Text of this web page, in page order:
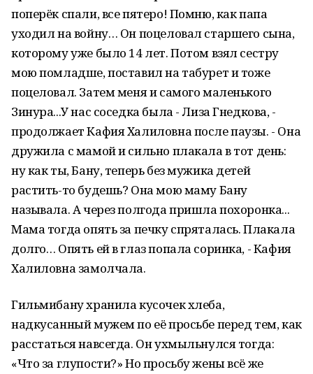
поперёк спали, все пятеро! Помню, как папа
уходил на войну… Он поцеловал старшего сына,
которому уже было 14 лет. Потом взял сестру
мою помладше, поставил на табурет и тоже
поцеловал. Затем меня и самого маленького
Зинура...У нас соседка была - Лиза Гнедкова, -
продолжает Кафия Халиловна после паузы. - Она
дружила с мамой и сильно плакала в тот день:
ну как ты, Бану, теперь без мужика детей
растить-то будешь? Она мою маму Бану
называла. А через полгода пришла похоронка...
Мама тогда опять за печку спряталась. Плакала
долго… Опять ей в глаз попала соринка, - Кафия
Халиловна замолчала.
Гильмибану хранила кусочек хлеба,
надкусанный мужем по её просьбе перед тем, как
расстаться навсегда. Он ухмыльнулся тогда:
«Что за глупости?» Но просьбу жены всё же